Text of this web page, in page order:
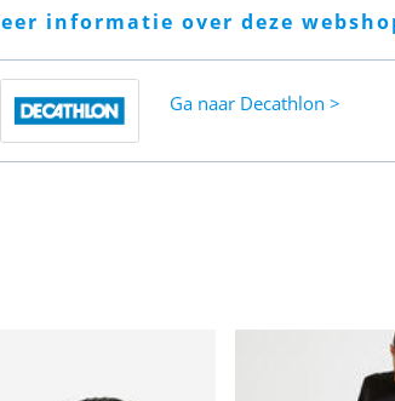
meer informatie over deze
Ga naar Decathlon